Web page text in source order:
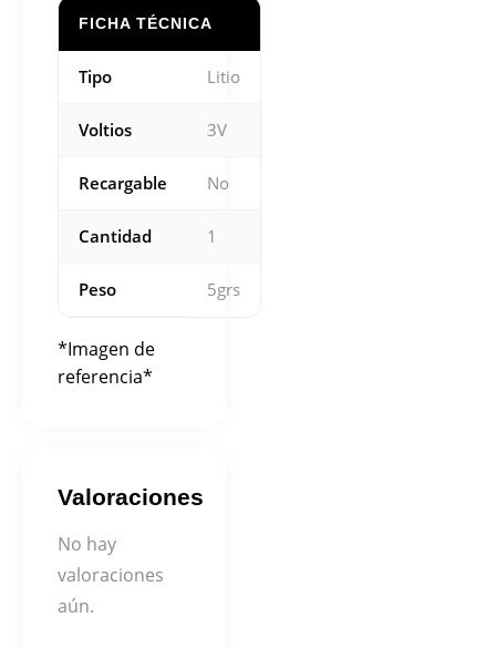
FICHA TÉCNICA
Tipo Litio
Voltios 3V
Recargable No
Cantidad 1
Peso 5grs
*Imagen de
referencia*
Valoraciones
No hay
valoraciones
aún.